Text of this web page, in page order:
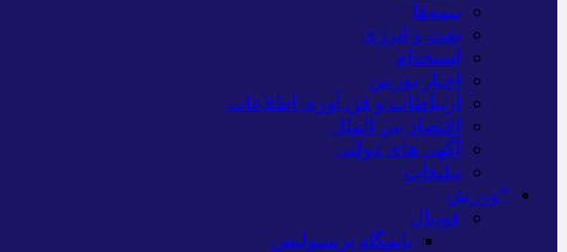
بیمه‌ها
نفت و انرژی
استخدام
اخبار بورس
ارتباطات و فن آوری اطلاعات
اقتصاد بین الملل
آگهی های دولتی
تبلیغات
*ورزش
فوتبال
باشگاه پرسپولیس